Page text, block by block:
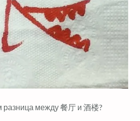
между 餐厅 и 酒楼?